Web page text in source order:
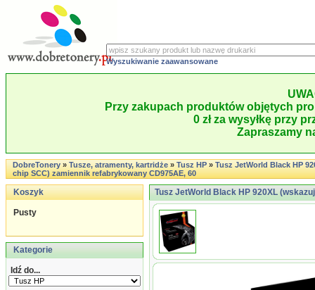
Wyszukiwanie zaawansowane
Przy zakupach produktów objętych
0 zł za wysyłkę przy
Zapraszamy
DobreTonery»Tusze, atramenty, kartridże»Tusz HP»Tusz JetWorld Black HP
chip SCC) zamiennik refabrykowany CD975AE, 60
Koszyk
Pusty
Kategorie
Idź do...
Tusz JetWorld Black HP 920XL